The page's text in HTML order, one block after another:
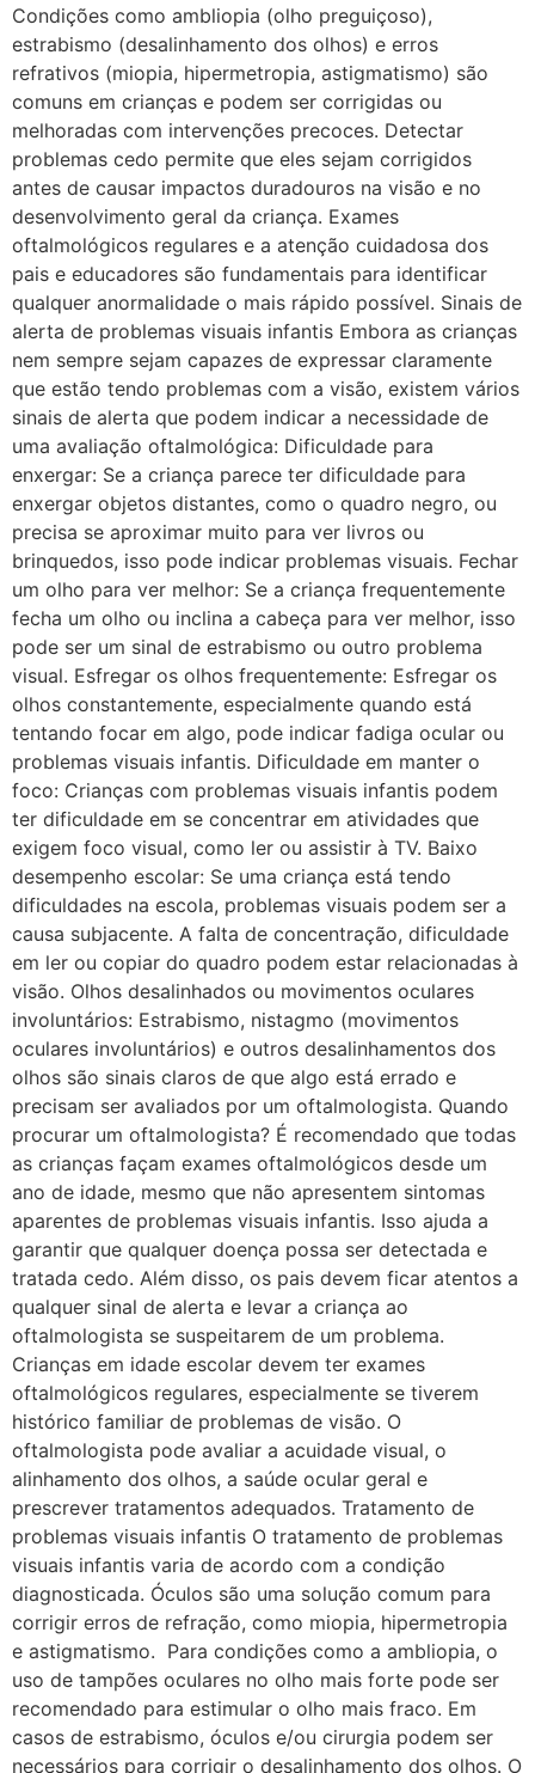
Condições como ambliopia (olho preguiçoso),
estrabismo (desalinhamento dos olhos) e erros
refrativos (miopia, hipermetropia, astigmatismo) são
comuns em crianças e podem ser corrigidas ou
melhoradas com intervenções precoces. Detectar
problemas cedo permite que eles sejam corrigidos
antes de causar impactos duradouros na visão e no
desenvolvimento geral da criança. Exames
oftalmológicos regulares e a atenção cuidadosa dos
pais e educadores são fundamentais para identificar
qualquer anormalidade o mais rápido possível. Sinais de
alerta de problemas visuais infantis Embora as crianças
nem sempre sejam capazes de expressar claramente
que estão tendo problemas com a visão, existem vários
sinais de alerta que podem indicar a necessidade de
uma avaliação oftalmológica: Dificuldade para
enxergar: Se a criança parece ter dificuldade para
enxergar objetos distantes, como o quadro negro, ou
precisa se aproximar muito para ver livros ou
brinquedos, isso pode indicar problemas visuais. Fechar
um olho para ver melhor: Se a criança frequentemente
fecha um olho ou inclina a cabeça para ver melhor, isso
pode ser um sinal de estrabismo ou outro problema
visual. Esfregar os olhos frequentemente: Esfregar os
olhos constantemente, especialmente quando está
tentando focar em algo, pode indicar fadiga ocular ou
problemas visuais infantis. Dificuldade em manter o
foco: Crianças com problemas visuais infantis podem
ter dificuldade em se concentrar em atividades que
exigem foco visual, como ler ou assistir à TV. Baixo
desempenho escolar: Se uma criança está tendo
dificuldades na escola, problemas visuais podem ser a
causa subjacente. A falta de concentração, dificuldade
em ler ou copiar do quadro podem estar relacionadas à
visão. Olhos desalinhados ou movimentos oculares
involuntários: Estrabismo, nistagmo (movimentos
oculares involuntários) e outros desalinhamentos dos
olhos são sinais claros de que algo está errado e
precisam ser avaliados por um oftalmologista. Quando
procurar um oftalmologista? É recomendado que todas
as crianças façam exames oftalmológicos desde um
ano de idade, mesmo que não apresentem sintomas
aparentes de problemas visuais infantis. Isso ajuda a
garantir que qualquer doença possa ser detectada e
tratada cedo. Além disso, os pais devem ficar atentos a
qualquer sinal de alerta e levar a criança ao
oftalmologista se suspeitarem de um problema.
Crianças em idade escolar devem ter exames
oftalmológicos regulares, especialmente se tiverem
histórico familiar de problemas de visão. O
oftalmologista pode avaliar a acuidade visual, o
alinhamento dos olhos, a saúde ocular geral e
prescrever tratamentos adequados. Tratamento de
problemas visuais infantis O tratamento de problemas
visuais infantis varia de acordo com a condição
diagnosticada. Óculos são uma solução comum para
corrigir erros de refração, como miopia, hipermetropia
e astigmatismo. Para condições como a ambliopia, o
uso de tampões oculares no olho mais forte pode ser
recomendado para estimular o olho mais fraco. Em
casos de estrabismo, óculos e/ou cirurgia podem ser
necessários para corrigir o desalinhamento dos olhos. O